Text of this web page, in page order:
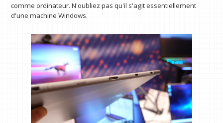
comme ordinateur. N'oubliez pas qu'il s'agit essentiellement
d'une machine Windows.